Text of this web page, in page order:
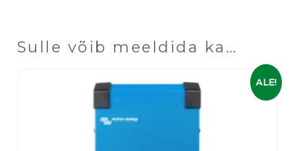
Sulle võib meeldida ka…
ALE!
hind
hind
569,00 €.